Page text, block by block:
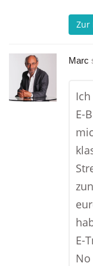
Zur
Marc
E-
E-